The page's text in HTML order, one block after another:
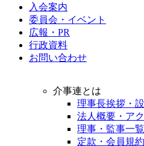
入会案内
委員会・イベント
広報・PR
行政資料
お問い合わせ
介事連とは
理事長挨拶・
法人概要・ア
理事・監事一覧
定款・会員規約